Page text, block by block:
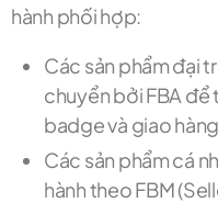
hành phối hợp:
Các sản phẩm đại
chuyển bởi FBA để
badge và giao
Các sản phẩm cá
hành theo FBM